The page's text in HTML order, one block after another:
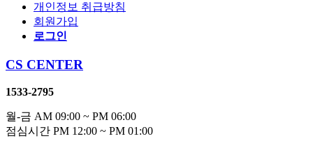
개인정보 취급방침
회원가입
로그인
CS CENTER
1533-2795
월-금 AM 09:00 ~ PM 06:00
점심시간 PM 12:00 ~ PM 01:00